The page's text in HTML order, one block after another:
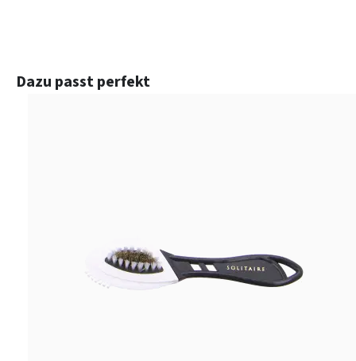
Produktgalerie überspringen
Dazu passt perfekt